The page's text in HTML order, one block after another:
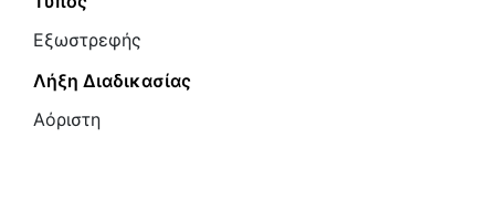
Εξωστρεφής
Λήξη Διαδικασίας
Αόριστη